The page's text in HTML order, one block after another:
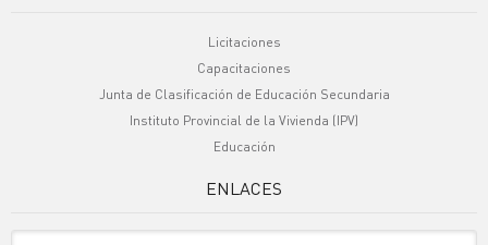
Licitaciones
Capacitaciones
Junta de Clasificación de Educación Secundaria
Instituto Provincial de la Vivienda (IPV)
Educación
ENLACES